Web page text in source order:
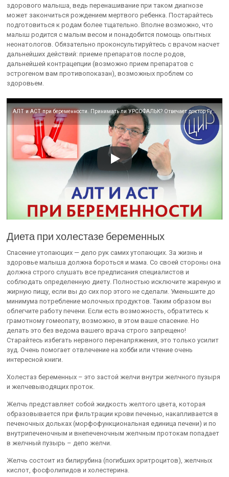
здорового малыша, ведь перенашивание при таком диагнозе
может закончиться рождением мертвого ребенка. Постарайтесь
подготовиться к родам более тщательно. Вполне возможно, что
малыш родится с малым весом и понадобится помощь опытных
неонатологов. Обязательно проконсультируйтесь с врачом насчет
дальнейших действий: приеме препаратов после родов,
дальнейшей контрацепции (возможно прием препаратов с
эстрогеном вам противопоказан), возможных проблем со
здоровьем.
АЛТ и АСТ при беременности. Принимать ли УРСОФАЛЬК? Отвечает доктор Гузов.
Диета при холестазе беременных
Спасение утопающих — дело рук самих утопающих. За жизнь и
здоровье малыша должна бороться и мама. Со своей стороны она
должна строго слушать все предписания специалистов и
соблюдать определенную диету. Полностью исключите жареную и
жирную пищу, если вы до сих пор этого не сделали. Уменьшите до
минимума потребление молочных продуктов. Таким образом вы
облегчите работу печени. Если есть возможность, обратитесь к
грамотному гомеопату, возможно, в этом ваше спасение. Но
делать это без ведома вашего врача строго запрещено!
Старайтесь избегать нервного перенапряжения, это только усилит
зуд. Очень помогает отвлечение на хобби или чтение очень
интересной книги.
Холестаз беременных – это застой желчи внутри желчного пузыря
и желчевыводящих проток.
Желчь представляет собой жидкость желтого цвета, которая
образовывается при фильтрации крови печенью, накапливается в
печеночных дольках (морфофункциональная единица печени) и по
внутрипеченочным и внепеченочным желчным протокам попадает
в желчный пузырь – депо желчи.
Желчь состоит из билирубина (погибших эритроцитов), желчных
кислот, фосфолипидов и холестерина.